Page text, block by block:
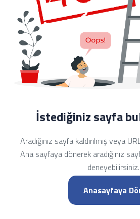
İstediğiniz sayfa
Aradığınız sayfa kaldırılmış veya
Ana sayfaya dönerek aradığınız
deneyebilirsiniz.
Anasayfaya